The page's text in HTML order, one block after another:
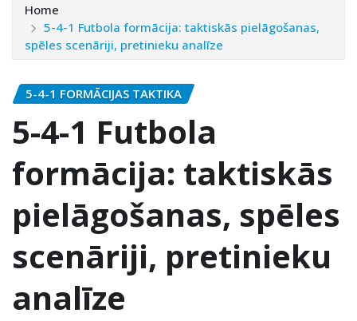
Home
5-4-1 Futbola formācija: taktiskās pielāgošanas,
spēles scenāriji, pretinieku analīze
5-4-1 FORMĀCIJAS TAKTIKA
5-4-1 Futbola
formācija: taktiskās
pielāgošanas, spēles
scenāriji, pretinieku
analīze